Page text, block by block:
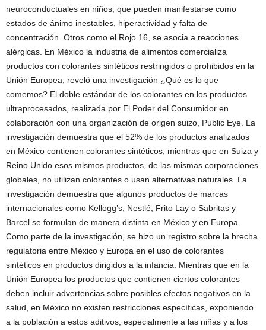
neuroconductuales en niños, que pueden manifestarse como
estados de ánimo inestables, hiperactividad y falta de
concentración. Otros como el Rojo 16, se asocia a reacciones
alérgicas. En México la industria de alimentos comercializa
productos con colorantes sintéticos restringidos o prohibidos en la
Unión Europea, reveló una investigación ¿Qué es lo que
comemos? El doble estándar de los colorantes en los productos
ultraprocesados, realizada por El Poder del Consumidor en
colaboración con una organización de origen suizo, Public Eye. La
investigación demuestra que el 52% de los productos analizados
en México contienen colorantes sintéticos, mientras que en Suiza y
Reino Unido esos mismos productos, de las mismas corporaciones
globales, no utilizan colorantes o usan alternativas naturales. La
investigación demuestra que algunos productos de marcas
internacionales como Kellogg’s, Nestlé, Frito Lay o Sabritas y
Barcel se formulan de manera distinta en México y en Europa.
Como parte de la investigación, se hizo un registro sobre la brecha
regulatoria entre México y Europa en el uso de colorantes
sintéticos en productos dirigidos a la infancia. Mientras que en la
Unión Europea los productos que contienen ciertos colorantes
deben incluir advertencias sobre posibles efectos negativos en la
salud, en México no existen restricciones específicas, exponiendo
a la población a estos aditivos, especialmente a las niñas y a los